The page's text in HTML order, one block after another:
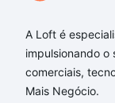
Qual o preço
Aqui na Loft
Apartamentos
Manacás,
A Loft é
impulsionando o
comerciais,
Mais Negócio.